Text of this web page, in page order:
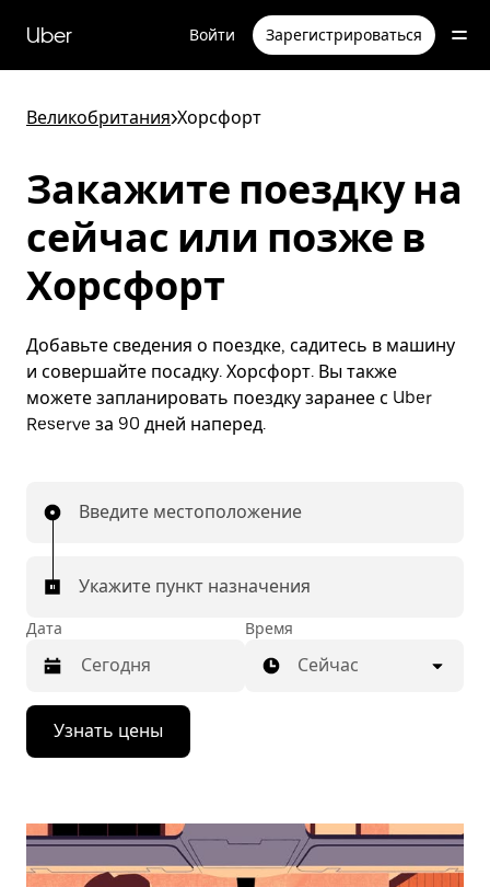
перейти
к
содержимому
Uber Войти Зарегистрироваться
Великобритания>Хорсфорт
Закажите поездку на
сейчас или позже в
Хорсфорт
Добавьте сведения о поездке, садитесь в машину
и совершайте посадку. Хорсфорт. Вы также
можете запланировать поездку заранее с Uber
Reserve за 90 дней наперед.
Введите местоположение
Укажите пункт назначения
Дата
Нажмите
стрелку
вниз,
календарю
выбрать
Время
Сейчас
Узнать цены